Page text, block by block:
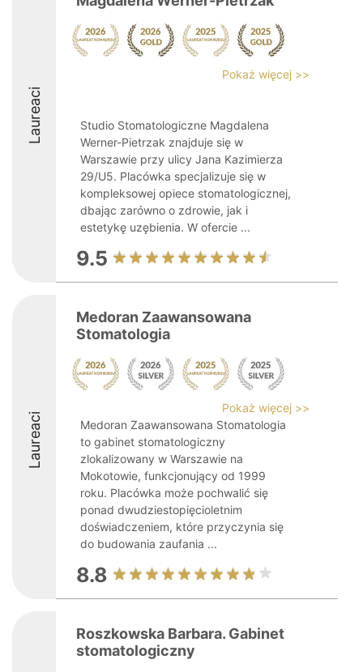
Laureaci
Pokaż więcej >>
Studio Stomatologiczne Magdalena
Werner-Pietrzak znajduje się w
Warszawie przy ulicy Jana Kazimierza
29/U5. Placówka specjalizuje się w
kompleksowej opiece stomatologicznej,
dbając zarówno o zdrowie, jak i
estetykę uzębienia. W ofercie ...
9.5
Laureaci
Medoran Zaawansowana
Stomatologia
Pokaż więcej >>
Medoran Zaawansowana Stomatologia
to gabinet stomatologiczny
zlokalizowany w Warszawie na
Mokotowie, funkcjonujący od 1999
roku. Placówka może pochwalić się
ponad dwudziestopięcioletnim
doświadczeniem, które przyczynia się
do budowania zaufania ...
8.8
Roszkowska Barbara. Gabinet
stomatologiczny